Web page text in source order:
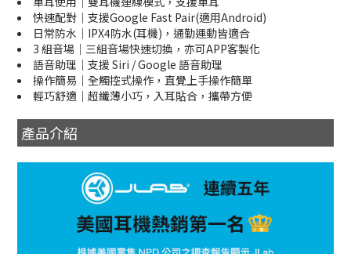
快速配對｜支援Google Fast Pair(適用Android)
日常防水｜IPX4防水(耳機)，通勤運動皆適合
3 組音場｜三組音場快速切換，亦可APP客製化
語音助理｜支援 Siri / Google 語音助理
操作簡易｜全觸控式操作，直覺上手操作簡單
輕巧舒適｜超纖薄小巧，入耳貼合，攜帶方便
產品介紹